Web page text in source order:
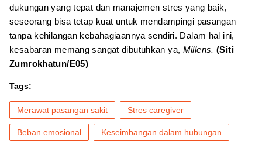
dukungan yang tepat dan manajemen stres yang baik,
seseorang bisa tetap kuat untuk mendampingi pasangan
tanpa kehilangan kebahagiaannya sendiri. Dalam hal ini,
kesabaran memang sangat dibutuhkan ya, Millens. (Siti
Zumrokhatun/E05)
Tags:
Merawat pasangan sakit Stres caregiver
Beban emosional Keseimbangan dalam hubungan